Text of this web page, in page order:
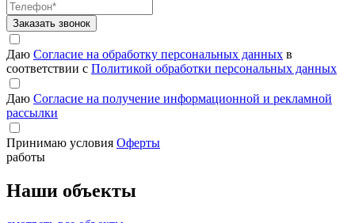
Заказать звонок
Даю Согласие на обработку персональных данных в
соответствии с Политикой обработки персональных данных
Даю Согласие на получение информационной и рекламной
рассылки
Принимаю условия Оферты
работы
Наши объекты